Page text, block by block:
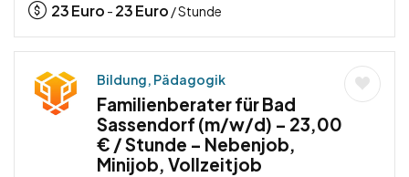
23Euro - 23Euro / Stunde
Bildung, Pädagogik
Familienberater für Bad
Sassendorf (m/w/d) – 23,00
€ / Stunde – Nebenjob,
Minijob, Vollzeitjob